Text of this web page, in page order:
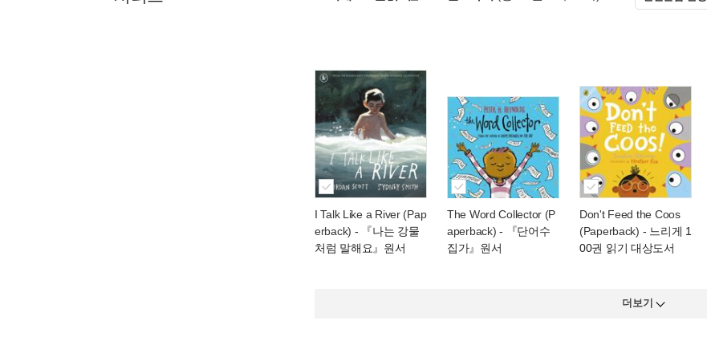
I Talk Like a River (Pap
erback) - 『나는 강물
처럼 말해요』원서
The Word Collector (P
aperback) - 『단어수
집가』원서
Don't Feed the Coos
(Paperback) - 느리게 1
00권 읽기 대상도서
더보기